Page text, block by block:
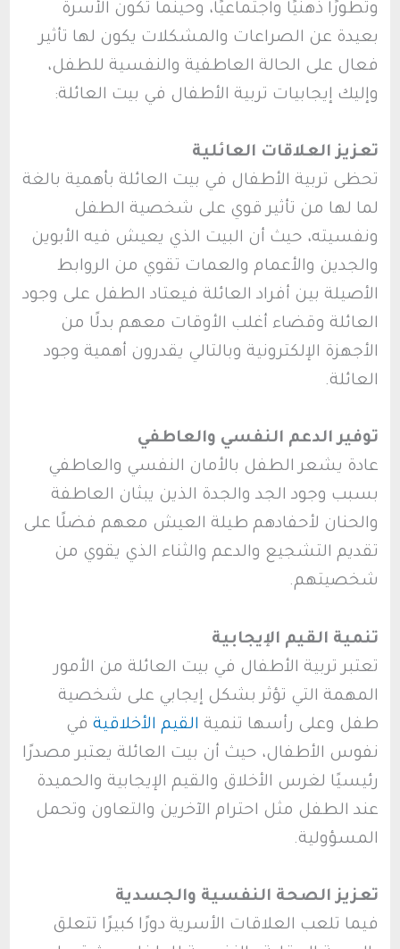
وتطورًا ذهنيًا واجتماعيًا، وحينما تكون الأسرة
بعيدة عن الصراعات والمشكلات يكون لها تأثير
فعال على الحالة العاطفية والنفسية للطفل،
وإليك إيجابيات تربية الأطفال في بيت العائلة:
تعزيز العلاقات العائلية
تحظى تربية الأطفال في بيت العائلة بأهمية بالغة
لما لها من تأثير قوي على شخصية الطفل
ونفسيته، حيث أن البيت الذي يعيش فيه الأبوين
والجدين والأعمام والعمات تقوي من الروابط
الأصيلة بين أفراد العائلة فيعتاد الطفل على وجود
العائلة وقضاء أغلب الأوقات معهم بدلًا من
الأجهزة الإلكترونية وبالتالي يقدرون أهمية وجود
العائلة.
توفير الدعم النفسي والعاطفي
عادة يشعر الطفل بالأمان النفسي والعاطفي
بسبب وجود الجد والجدة الذين يبثان العاطفة
والحنان لأحفادهم طيلة العيش معهم فضلًا على
تقديم التشجيع والدعم والثناء الذي يقوي من
شخصيتهم.
تنمية القيم الإيجابية
تعتبر تربية الأطفال في بيت العائلة من الأمور
المهمة التي تؤثر بشكل إيجابي على شخصية
طفل وعلى رأسها تنمية القيم الأخلاقيةفي
نفوس الأطفال، حيث أن بيت العائلة يعتبر مصدرًا
رئيسيًا لغرس الأخلاق والقيم الإيجابية والحميدة
عند الطفل مثل احترام الآخرين والتعاون وتحمل
المسؤولية.
تعزيز الصحة النفسية والجسدية
فيما تلعب العلاقات الأسرية دورًا كبيرًا تتعلق